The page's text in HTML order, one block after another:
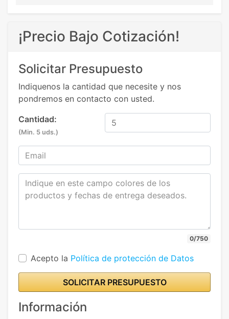
¡Precio Bajo Cotización!
Solicitar Presupuesto
Indiquenos la cantidad que necesite y nos
pondremos en contacto con usted.
Cantidad:
(Min. 5 uds.)
0/750
Acepto la Política de protección de Datos
SOLICITAR PRESUPUESTO
Información